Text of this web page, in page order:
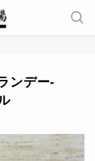
ンデー-